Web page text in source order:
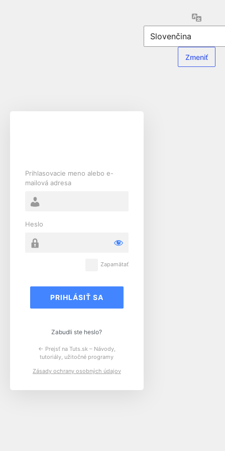
Prihlasovacie meno alebo e-
mailová adresa
Heslo
Zapamätať
Zabudli ste heslo?
← Prejsť na Tuts.sk – Návody,
tutoriály, užitočné programy
Zásady ochrany osobných údajov
Jazyk